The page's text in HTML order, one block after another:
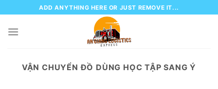
to
content
ADD ANYTHING HERE OR JUST REMOVE IT...
VẬN CHUYỂN ĐỒ DÙNG HỌC TẬP SANG Ý